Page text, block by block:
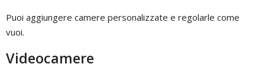
Puoi aggiungere camere personalizzate e regolarle come
vuoi.
Videocamere